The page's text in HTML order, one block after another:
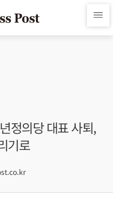
정의당 대표 사퇴,
기로